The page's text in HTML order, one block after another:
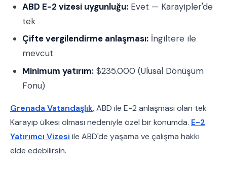
ABD E-2 vizesi uygunluğu: Evet — Karayipler'de
tek
Çifte vergilendirme anlaşması: İngiltere ile
mevcut
Minimum yatırım: $235.000 (Ulusal Dönüşüm
Fonu)
Grenada Vatandaşlık, ABD ile E-2 anlaşması olan tek
Karayip ülkesi olması nedeniyle özel bir konumda. E-2
Yatırımcı Vizesi ile ABD'de yaşama ve çalışma hakkı
elde edebilirsin.